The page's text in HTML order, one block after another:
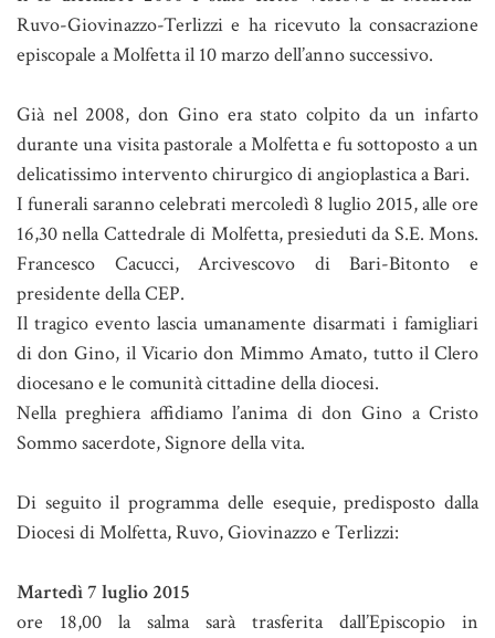
Ruvo-Giovinazzo-Terlizzi e ha ricevuto la consacrazione
episcopale a Molfetta il 10 marzo dell’anno successivo.
Già nel 2008, don Gino era stato colpito da un infarto
durante una visita pastorale a Molfetta e fu sottoposto a un
delicatissimo intervento chirurgico di angioplastica a Bari.
I funerali saranno celebrati mercoledì 8 luglio 2015, alle ore
16,30 nella Cattedrale di Molfetta, presieduti da S.E. Mons.
Francesco Cacucci, Arcivescovo di Bari-Bitonto e
presidente della CEP.
Il tragico evento lascia umanamente disarmati i famigliari
di don Gino, il Vicario don Mimmo Amato, tutto il Clero
diocesano e le comunità cittadine della diocesi.
Nella preghiera affidiamo l’anima di don Gino a Cristo
Sommo sacerdote, Signore della vita.
Di seguito il programma delle esequie, predisposto dalla
Diocesi di Molfetta, Ruvo, Giovinazzo e Terlizzi:
Martedì 7 luglio 2015
ore 18,00 la salma sarà trasferita dall’Episcopio in